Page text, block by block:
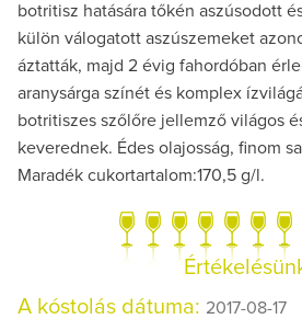
botritisz hatására tőkén aszúsodott
külön válogatott aszúszemeket
áztatták, majd 2 évig fahordóban
aranysárga színét és komplex
botritiszes szőlőre jellemző világos
keverednek. Édes olajosság, finom
Maradék cukortartalom:170,5 g/l.
A kóstolás dátuma: 2017-08-17